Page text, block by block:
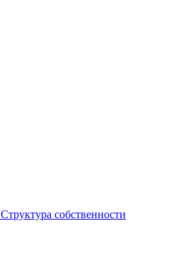
Структура собственности